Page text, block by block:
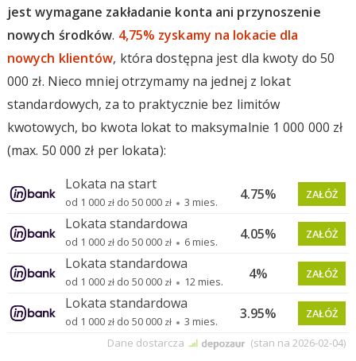
jest wymagane zakładanie konta ani przynoszenie
nowych środków. 4,75% zyskamy na lokacie dla
nowych klientów, która dostępna jest dla kwoty do 50
000 zł. Nieco mniej otrzymamy na jednej z lokat
standardowych, za to praktycznie bez limitów
kwotowych, bo kwota lokat to maksymalnie 1 000 000 zł
(max. 50 000 zł per lokata):